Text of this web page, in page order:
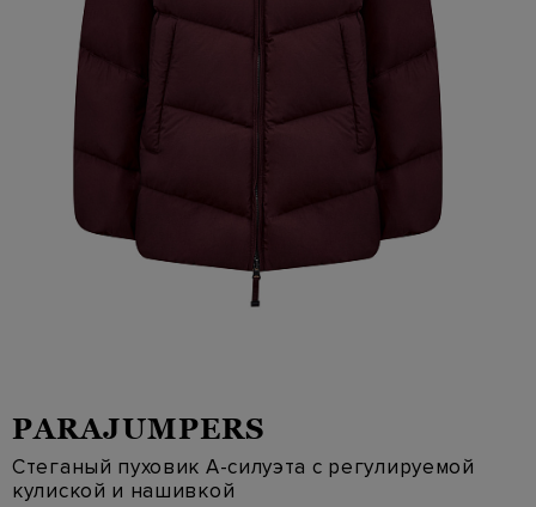
PARAJUMPERS
Стеганый пуховик A-силуэта с регулируемой
кулиской и нашивкой